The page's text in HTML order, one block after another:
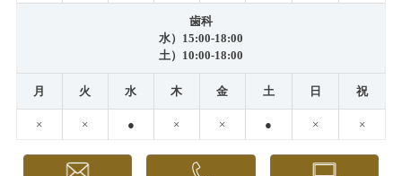
歯科
水）15:00-18:00
土）10:00-18:00
月 火 水 木 金 土 日 祝
× × ● × × ● × ×